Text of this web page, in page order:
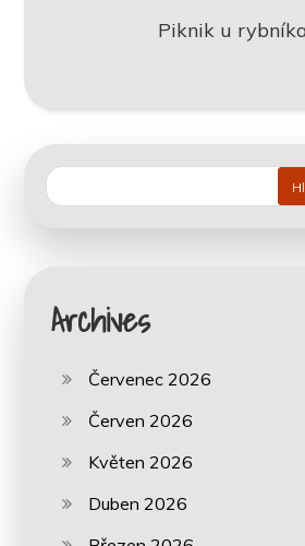
Piknik u
Archives
Červenec 2026
Červen 2026
Květen 2026
Duben 2026